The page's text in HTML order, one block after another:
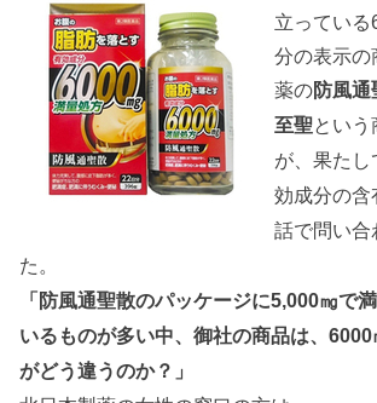
立ってい
分の表示の
薬の防風通
至聖という
が、果たし
効成分の含
話で問い合
た。
「防風通聖散のパッケージに5,000㎎で
いるものが多い中、御社の商品は、
がどう違うのか？」